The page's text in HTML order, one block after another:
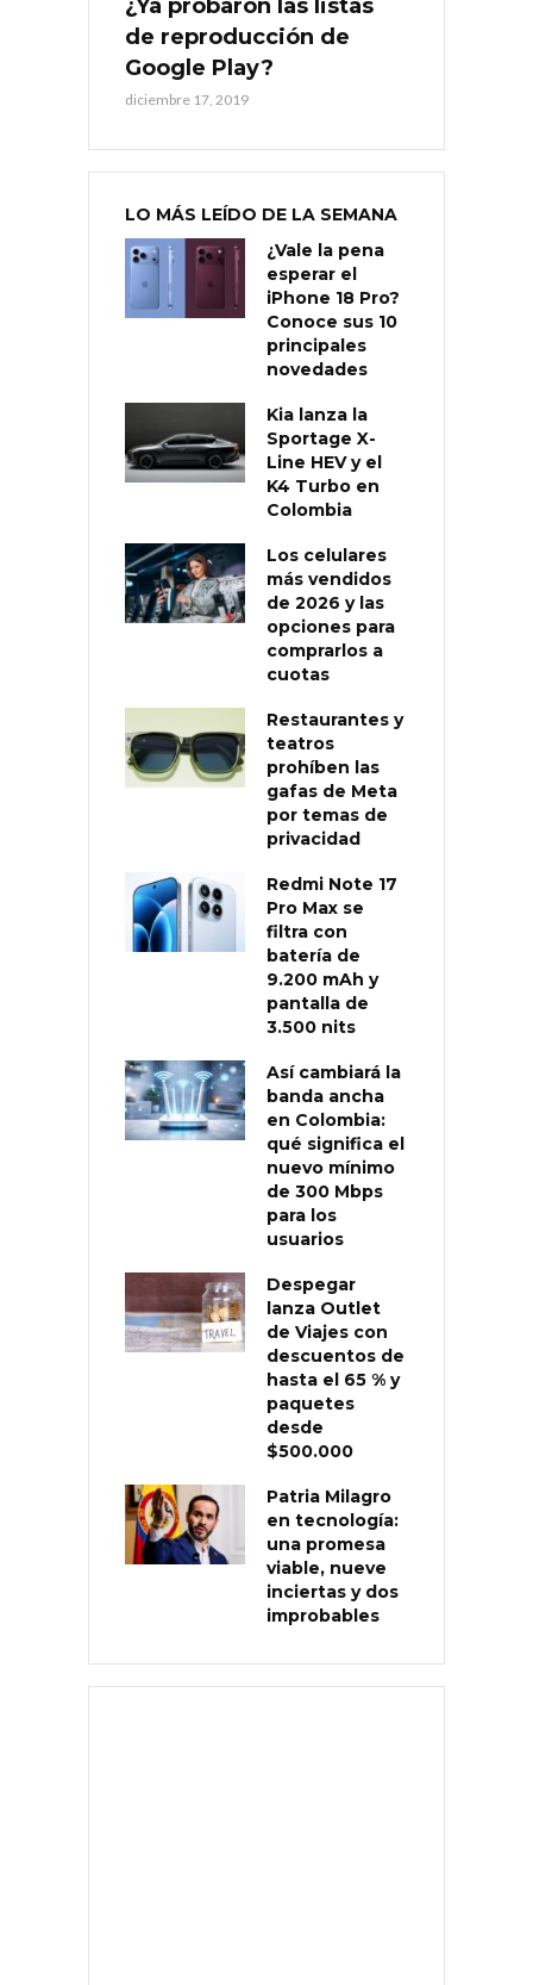
¿Ya probaron las listas
de reproducción de
Google Play?
diciembre 17, 2019
LO MÁS LEÍDO DE LA SEMANA
¿Vale la pena
esperar el
iPhone 18 Pro?
Conoce sus 10
principales
novedades
Kia lanza la
Sportage X-
Line HEV y el
K4 Turbo en
Colombia
Los celulares
más vendidos
de 2026 y las
opciones para
comprarlos a
cuotas
Restaurantes y
teatros
prohíben las
gafas de Meta
por temas de
privacidad
Redmi Note 17
Pro Max se
filtra con
batería de
9.200 mAh y
pantalla de
3.500 nits
Así cambiará la
banda ancha
en Colombia:
qué significa el
nuevo mínimo
de 300 Mbps
para los
usuarios
Despegar
lanza Outlet
de Viajes con
descuentos de
hasta el 65 % y
paquetes
desde
$500.000
Patria Milagro
en tecnología:
una promesa
viable, nueve
inciertas y dos
improbables